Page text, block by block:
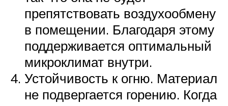
препятствовать воздухообмену
в помещении. Благодаря этому
поддерживается оптимальный
микроклимат внутри.
Устойчивость к огню. Материал
не подвергается горению. Когда